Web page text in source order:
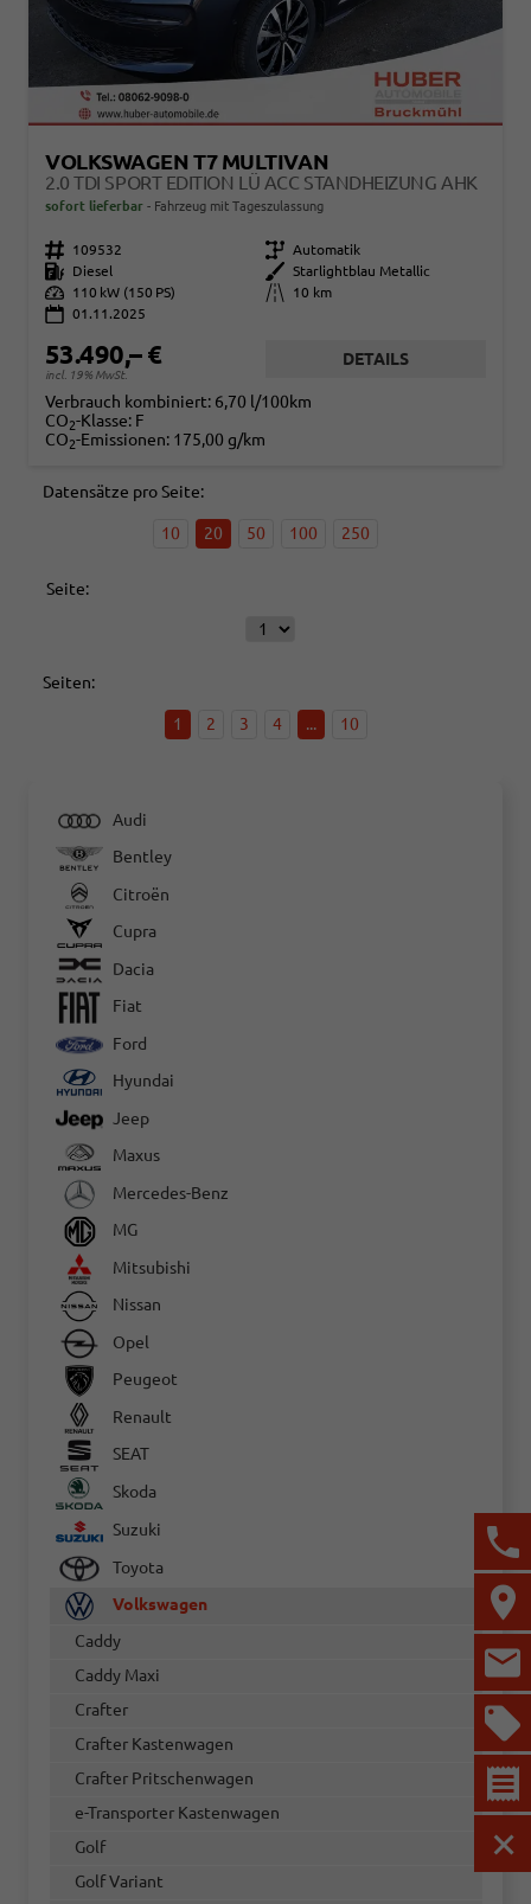
VOLKSWAGEN T7 MULTIVAN
2.0 TDI SPORT EDITION LÜ ACC STANDHEIZUNG AHK
sofort lieferbar Fahrzeug mit Tageszulassung
Fahrzeugnr. 109532 Getriebe Automatik
Kraftstoff
Diesel Außenfarbe
Starlightblau Metallic
Leistung
110 kW (150 PS) Kilometerstand
10 km
01.11.2025
53.490,– €
incl. 19% MwSt.
DETAILS
Verbrauch kombiniert: 6,70 l/100km
CO2-Klasse: F
CO2-Emissionen: 175,00 g/km
Datensätze pro Seite:
10 20 50 100 250
Seite:
Seiten:
1 2 3 4 ... 10
Audi
Bentley
Citroën
Cupra
Dacia
Fiat
Ford
Hyundai
Jeep
Maxus
Mercedes-Benz
MG
Mitsubishi
Nissan
Opel
Peugeot
Renault
SEAT
Skoda
Suzuki
Toyota
Volkswagen
Caddy
Caddy Maxi
Crafter
Crafter Kastenwagen
Crafter Pritschenwagen
e-Transporter Kastenwagen
Golf
Golf Variant